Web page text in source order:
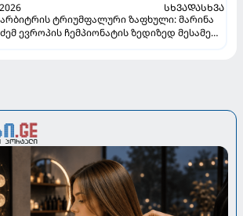
ᲡᲮᲕᲐᲓᲐᲡᲮᲕᲐ
ტრიუმფალური ზაფხული: მარინა
ევროპის ჩემპიონატის ზედიზედ მესამე